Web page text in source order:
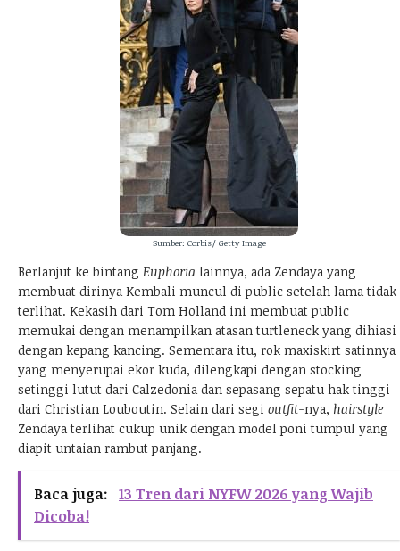
Sumber: Corbis/ Getty Image
Berlanjut ke bintang Euphoria lainnya, ada Zendaya yang
membuat dirinya Kembali muncul di public setelah lama tidak
terlihat. Kekasih dari Tom Holland ini membuat public
memukai dengan menampilkan atasan turtleneck yang dihiasi
dengan kepang kancing. Sementara itu, rok maxiskirt satinnya
yang menyerupai ekor kuda, dilengkapi dengan stocking
setinggi lutut dari Calzedonia dan sepasang sepatu hak tinggi
dari Christian Louboutin. Selain dari segi outfit-nya, hairstyle
Zendaya terlihat cukup unik dengan model poni tumpul yang
diapit untaian rambut panjang.
Baca juga: 13 Tren dari NYFW 2026 yang Wajib
Dicoba!